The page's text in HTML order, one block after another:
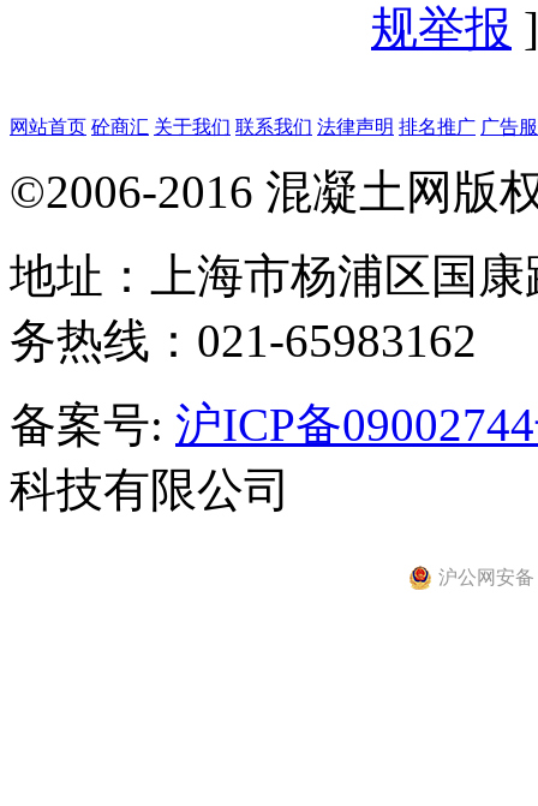
规举报
网站首页 砼商汇 关于我们 联系我们 法律声明 排名推广 广告
©2006-2016 混凝土网版
地址：上海市杨浦区国
务热线：021-65983162
备案号: 沪ICP备
科技有限公司
沪公网安备